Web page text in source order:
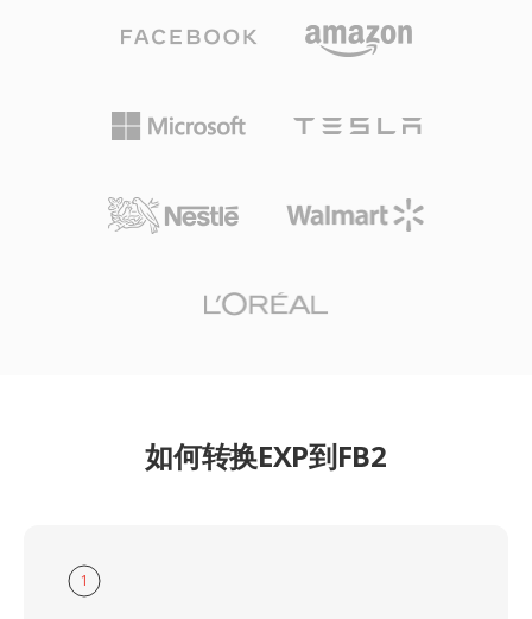
如何转换EXP到FB2
1